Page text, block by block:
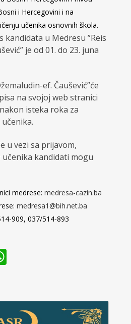
i Hercegovini i na
učenika osnovnih škola.
kandidata u Medresu ”Reis
je od 01. do 23. juna
ef. Čaušević”će
na svojoj web stranici
isteka roka za
u vezi sa prijavom,
kandidati mogu
medrese: medresa-cazin.ba
medresa1@bih.net.ba
909, 037/514-893
WhatsApp